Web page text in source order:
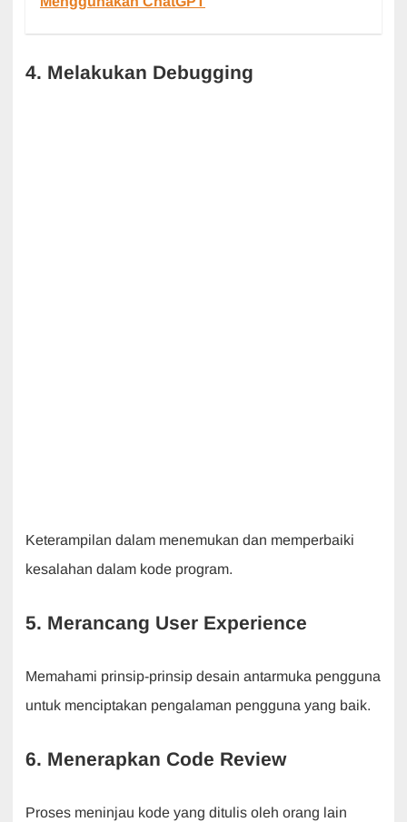
4. Melakukan Debugging
Keterampilan dalam menemukan dan memperbaiki
kesalahan dalam kode program.
5. Merancang User Experience
Memahami prinsip-prinsip desain antarmuka pengguna
untuk menciptakan pengalaman pengguna yang baik.
6. Menerapkan Code Review
Proses meninjau kode yang ditulis oleh orang lain